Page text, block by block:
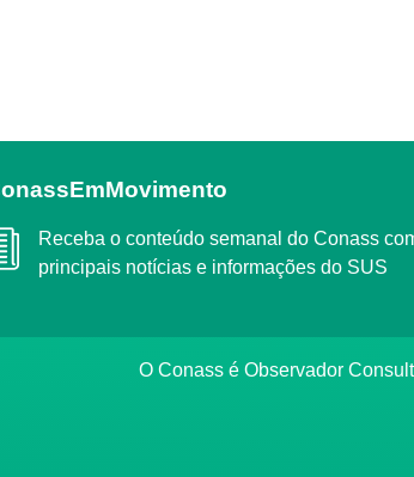
#ConassEmMovimento
Receba o conteúdo semanal do Conass com as
principais notícias e informações do SUS
O Conass é Observador